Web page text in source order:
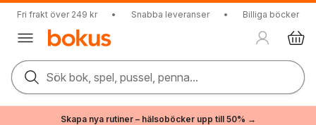
Fri frakt över 249 kr • Snabba leveranser • Billiga böcker
Sök bok, spel, pussel, penna...
Skapa nya rutiner – hälsoböcker upp till 50% →